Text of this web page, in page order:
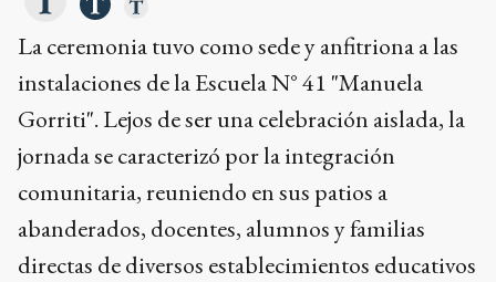
La ceremonia tuvo como sede y anfitriona a las
instalaciones de la Escuela N° 41 "Manuela
Gorriti". Lejos de ser una celebración aislada, la
jornada se caracterizó por la integración
comunitaria, reuniendo en sus patios a
abanderados, docentes, alumnos y familias
directas de diversos establecimientos educativos